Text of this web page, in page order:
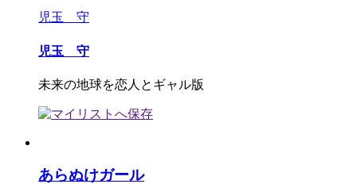
児玉 守
児玉 守
未来の地球を恋人とギャル版
あらぬけガール